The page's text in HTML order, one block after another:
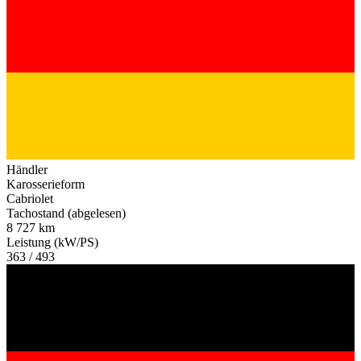
Händler
Karosserieform
Cabriolet
Tachostand (abgelesen)
8 727 km
Leistung (kW/PS)
363 / 493